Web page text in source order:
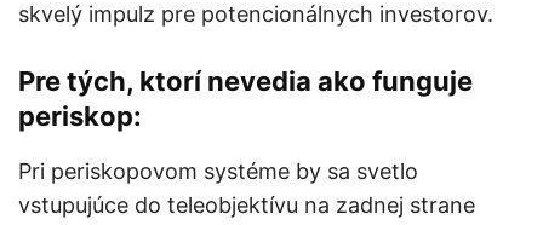
skvelý impulz pre potencionálnych investorov.
Pre tých, ktorí nevedia ako funguje
periskop:
Pri periskopovom systéme by sa svetlo
vstupujúce do teleobjektívu na zadnej strane